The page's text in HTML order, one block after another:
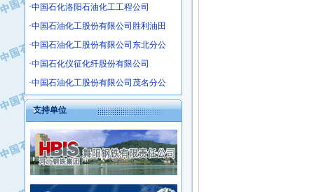
·南石力天传动件有限公司
·浙江瑞普环境技术有限公司
·华北石油新大禹环保设备有限公司
·河北翼凌机械制造总厂
·萍乡市庞泰化工填料有限公司
·实华(天津)国际贸易有限公司
·上海宝钢商贸有限公司
·辽河石油勘探局总机械厂
·正泰集团
·华北油田科达开发有限公司
·中国石化洛阳石油化工工程公司
·中国石油化工股份有限公司胜利油田
·中国石油化工股份有限公司东北分公
·中国石化仪征化纤股份有限公司
·中国石油化工股份有限公司茂名分公
支持单位